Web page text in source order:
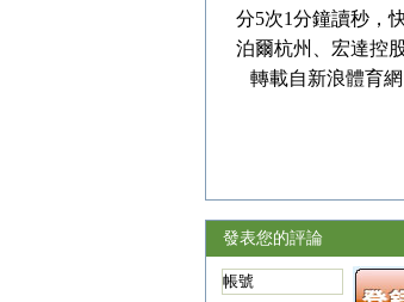
分5次1分鐘讀秒，
泊爾杭州、宏達控
轉載自新浪體育網
發表您的評論